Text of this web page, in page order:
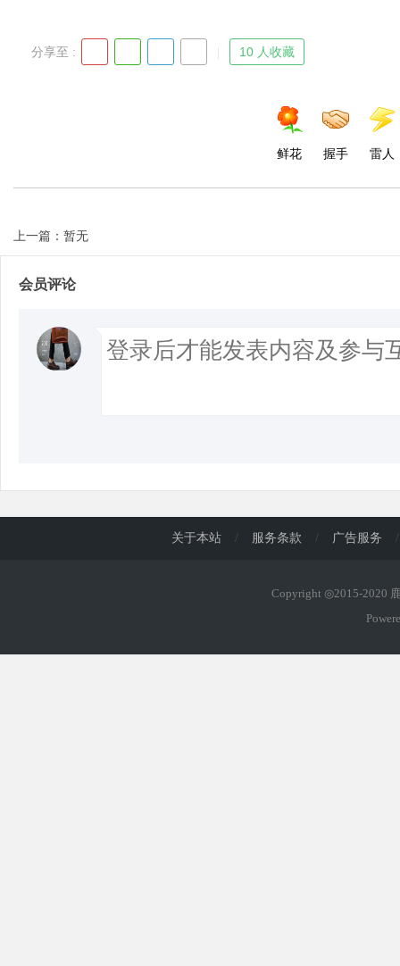
分享至 : 10 人收藏
鲜花 握手 雷人
上一篇：暂无
会员评论
关于本站 / 服务条款 / 广告服务 /
Copyright ◎2015-2020